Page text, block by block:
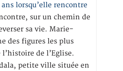
ans lorsqu’elle rencontre
sur un chemin de
sa vie. Marie-
des figures les plus
de l’Eglise.
petite ville située en